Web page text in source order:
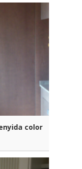
color